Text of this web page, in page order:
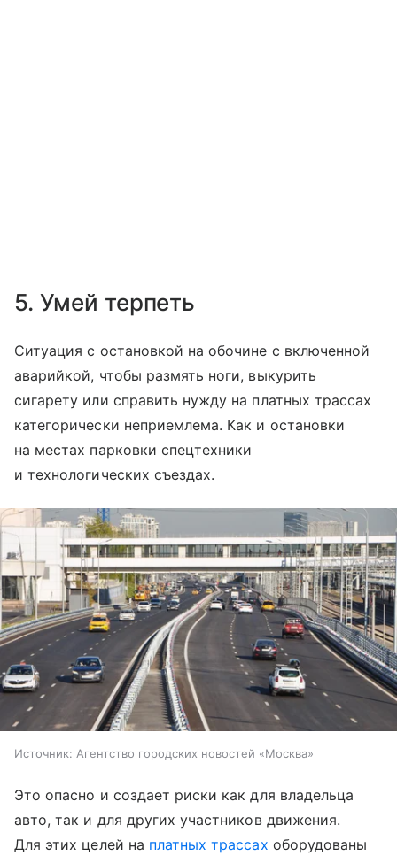
5. Умей терпеть
Ситуация с остановкой на обочине с включенной
аварийкой, чтобы размять ноги, выкурить
сигарету или справить нужду на платных трассах
категорически неприемлема. Как и остановки
на местах парковки спецтехники
и технологических съездах.
Источник: Агентство городских новостей «Москва»
Это опасно и создает риски как для владельца
авто, так и для других участников движения.
Для этих целей на платных трассах оборудованы